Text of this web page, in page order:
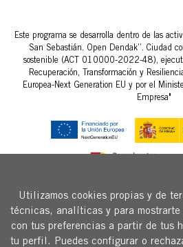
Este programa se desarrolla dentro de las
San Sebastián. Open Dendak”. Ciudad
sostenible (ACT 010000-2022-48),
Recuperación, Transformación y
Europea-Next Generation EU y por el
Empresa"
Copyright © 2026 Fomento
Aviso legal y condiciones
Utilizamos cookies propias y de
técnicas, analíticas y para
con tus preferencias a partir de tus
tu perfil. Puedes configurar o